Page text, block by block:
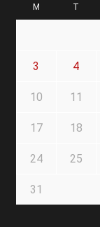
M T
3 4
10 11
17 18
24 25
31